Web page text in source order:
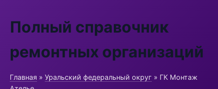
Полный справочник
ремонтных организаций
Главная » Уральский федеральный округ » ГК Монтаж